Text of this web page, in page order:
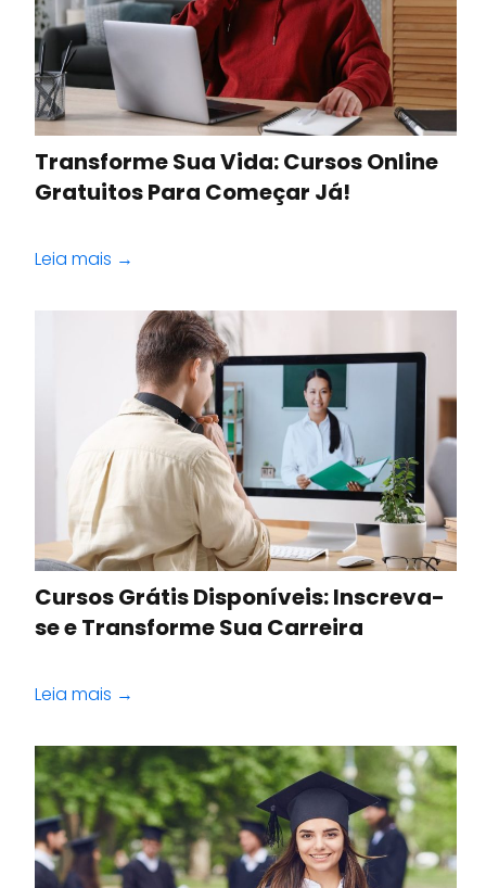
Transforme Sua Vida: Cursos Online
Gratuitos Para Começar Já!
Leia mais →
Cursos Grátis Disponíveis: Inscreva-
se e Transforme Sua Carreira
Leia mais →